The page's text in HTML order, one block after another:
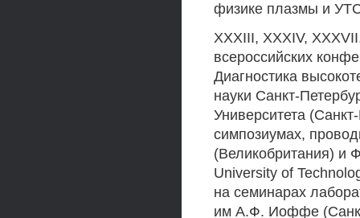
физике плазмы и
XXXIII, XXXIV,
всероссийских
Диагностика
науки Санкт-
Университета
симпозиумах,
(Великобритания)
University of
на семинарах
им А.Ф. Иоффе